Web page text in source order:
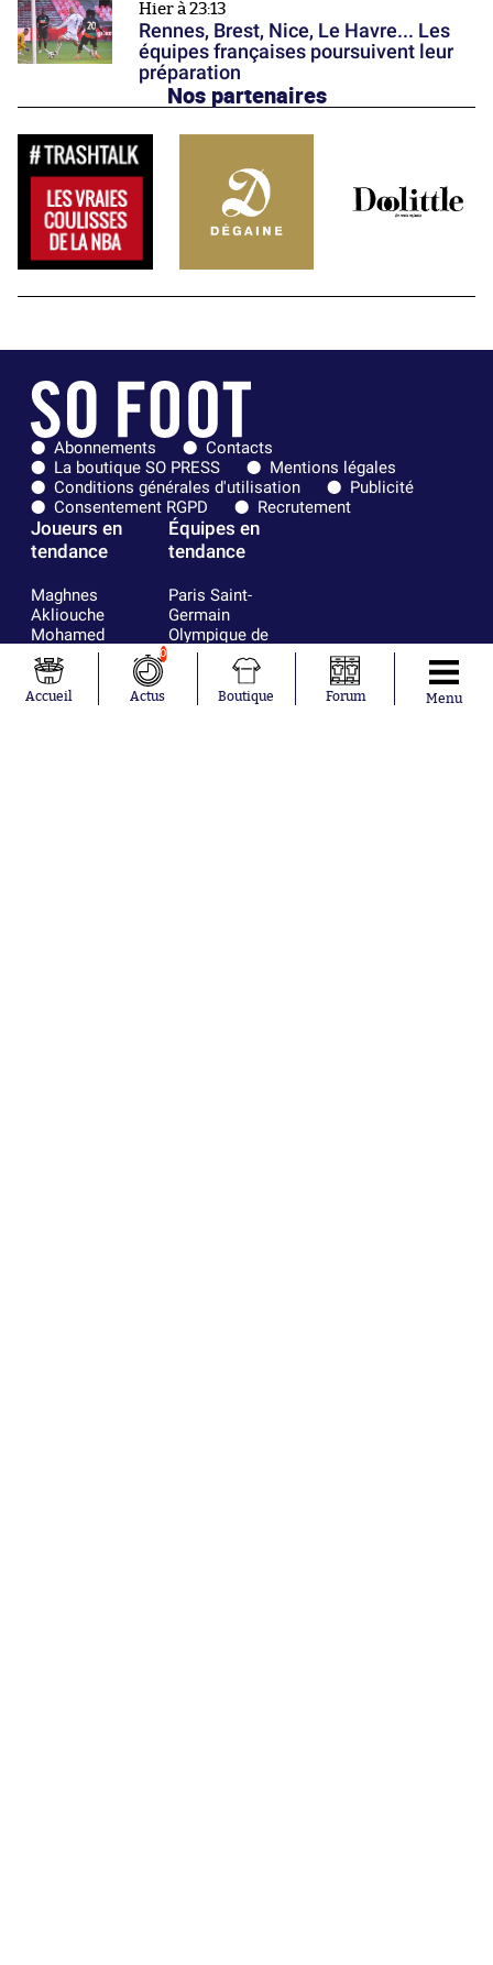
Hier à 23:13
Rennes, Brest, Nice, Le Havre... Les
équipes françaises poursuivent leur
préparation
Nos partenaires
Abonnements
Contacts
La boutique SO PRESS
Mentions légales
Conditions générales d'utilisation
Publicité
Consentement RGPD
Recrutement
Joueurs en
tendance
Maghnes
Akliouche
Mohamed
Salah
Lionel Messi
Ferrán Torres
Équipes en
tendance
Paris Saint-
Germain
Olympique de
Marseille
Real Madrid
Accueil
0
Actus Boutique Forum Menu